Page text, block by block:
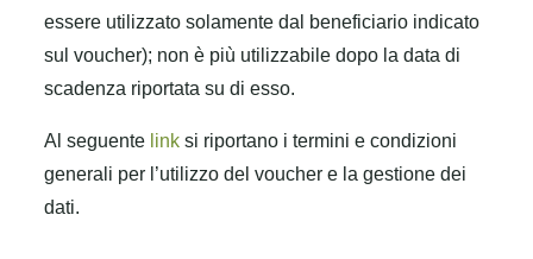
essere utilizzato solamente dal beneficiario indicato
sul voucher); non è più utilizzabile dopo la data di
scadenza riportata su di esso.
Al seguente link si riportano i termini e condizioni
generali per l’utilizzo del voucher e la gestione dei
dati.